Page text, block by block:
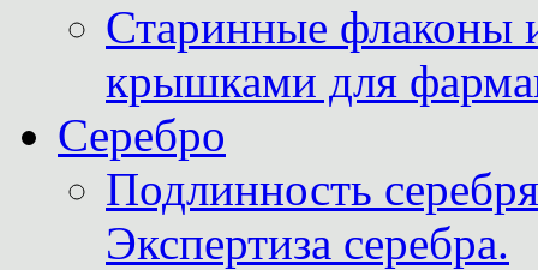
Старинные флаконы
крышками для
Серебро
Подлинность
Экспертиза серебра.